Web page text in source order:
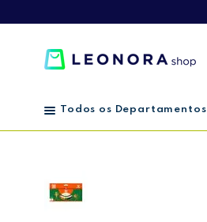
Todos os Departamentos